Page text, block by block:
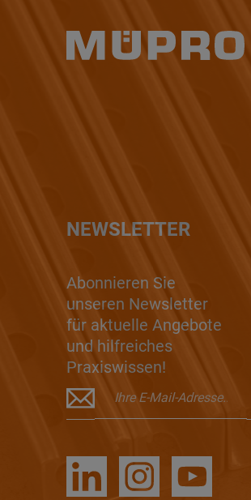
NEWSLETTER
Abonnieren Sie
unseren Newsletter
für aktuelle Angebote
und hilfreiches
Praxiswissen!